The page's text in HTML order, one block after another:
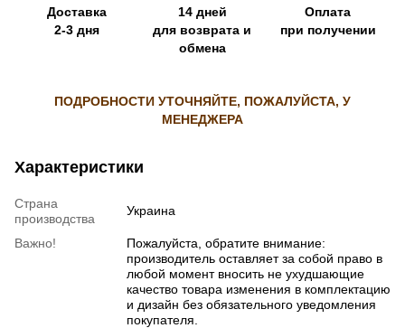
Доставка
2-3 дня
14 дней
для возврата и
обмена
Оплата
при получении
ПОДРОБНОСТИ УТОЧНЯЙТЕ, ПОЖАЛУЙСТА, У
МЕНЕДЖЕРА
Характеристики
Страна
производства
Украина
Важно!
Пожалуйста, обратите внимание:
производитель оставляет за собой право в
любой момент вносить не ухудшающие
качество товара изменения в комплектацию
и дизайн без обязательного уведомления
покупателя.